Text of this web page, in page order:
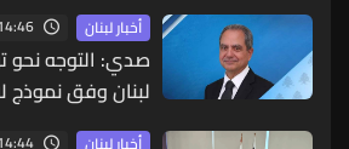
أخبار لبنان
صدي: التوجه نحو
لبنان وفق نموذج
زحلة
أخبار لبنان